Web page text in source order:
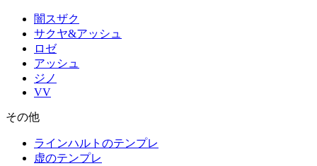
闇スザク
サクヤ&アッシュ
ロゼ
アッシュ
ジノ
VV
その他
ラインハルトのテンプレ
虚のテンプレ